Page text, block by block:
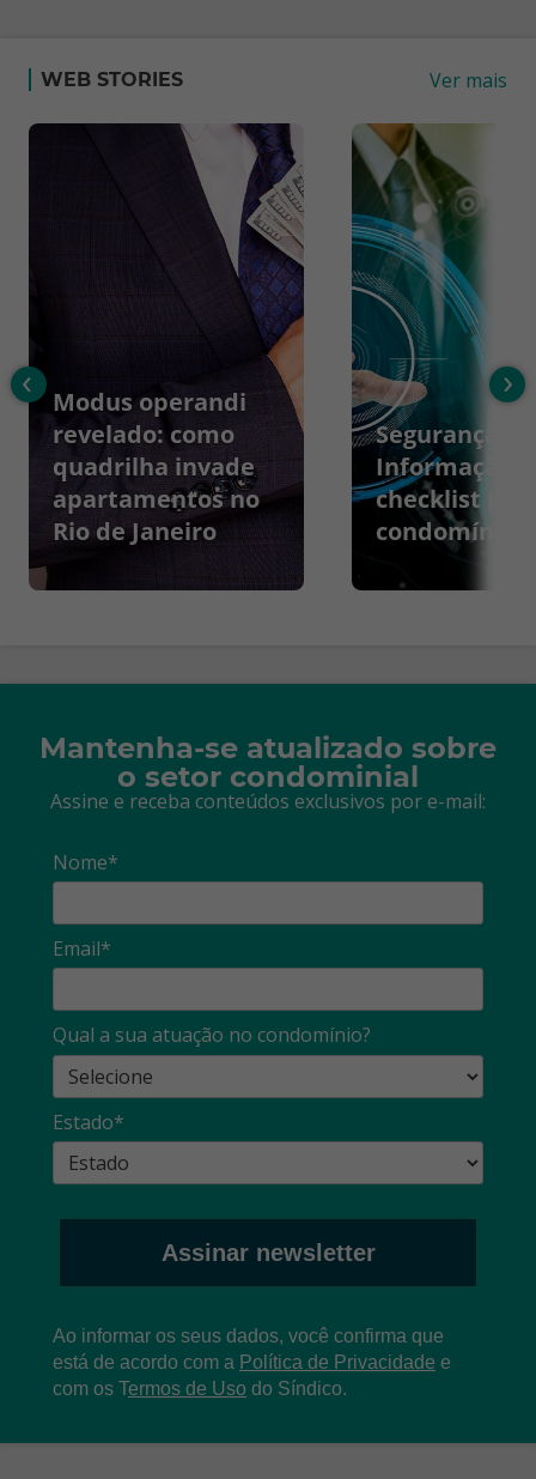
WEB STORIES Ver mais
Modus operandi
revelado: como
quadrilha invade
apartamentos no
Rio de Janeiro
Segurança da
Informação:
checklist
condomínios
‹ ›
Mantenha-se atualizado sobre
o setor condominial
Assine e receba conteúdos exclusivos por e-mail:
Nome*
Email*
Qual a sua atuação no condomínio?
Estado*
Assinar newsletter
Ao informar os seus dados, você confirma que
está de acordo com a Política de Privacidade e
com os Termos de Uso do Síndico.